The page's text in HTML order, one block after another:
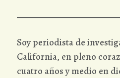
Soy periodista de
California, en pleno
cuatro años y medio en